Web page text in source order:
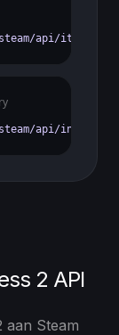
api/
api/
2 API
aan Steam